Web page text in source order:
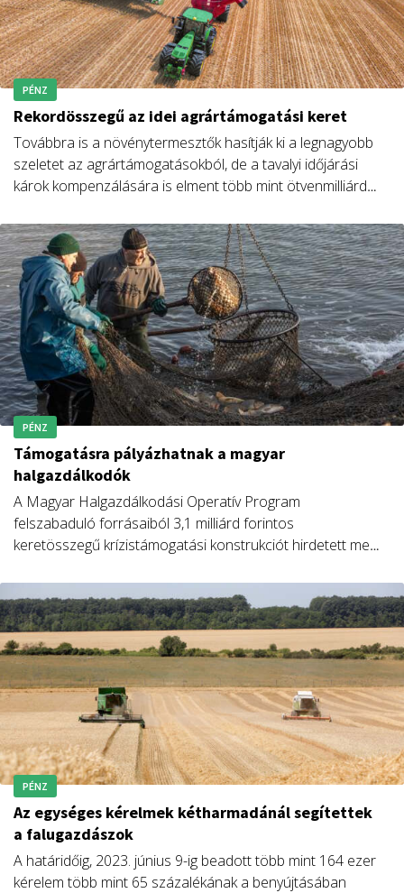
PÉNZ
Rekordösszegű az idei agrártámogatási keret
Továbbra is a növénytermesztők hasítják ki a legnagyobb
szeletet az agrártámogatásokból, de a tavalyi időjárási
károk kompenzálására is elment több mint ötvenmilliárd
PÉNZ
Támogatásra pályázhatnak a magyar
halgazdálkodók
A Magyar Halgazdálkodási Operatív Program
felszabaduló forrásaiból 3,1 milliárd forintos
keretösszegű krízistámogatási konstrukciót hirdetett meg
PÉNZ
Az egységes kérelmek kétharmadánál segítettek
a falugazdászok
A határidőig, 2023. június 9-ig beadott több mint 164 ezer
kérelem több mint 65 százalékának a benyújtásában